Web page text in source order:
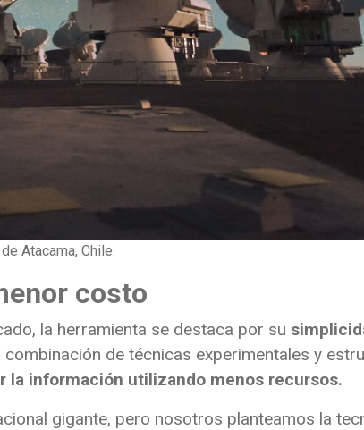
Atacama, Chile.
costo
la herramienta se destaca por su
combinación de técnicas experimentales y
la información utilizando menos recursos.
gigante, pero nosotros planteamos la